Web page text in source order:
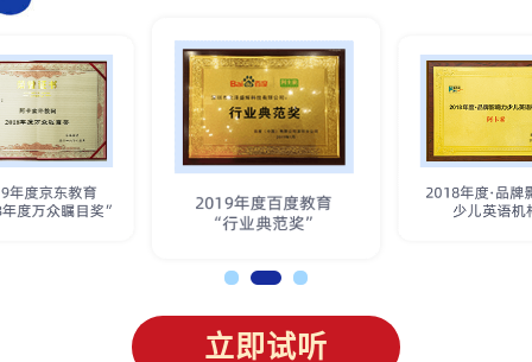
立即试听